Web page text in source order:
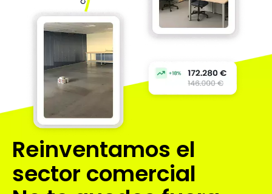
Reinventamos el
sector comercial